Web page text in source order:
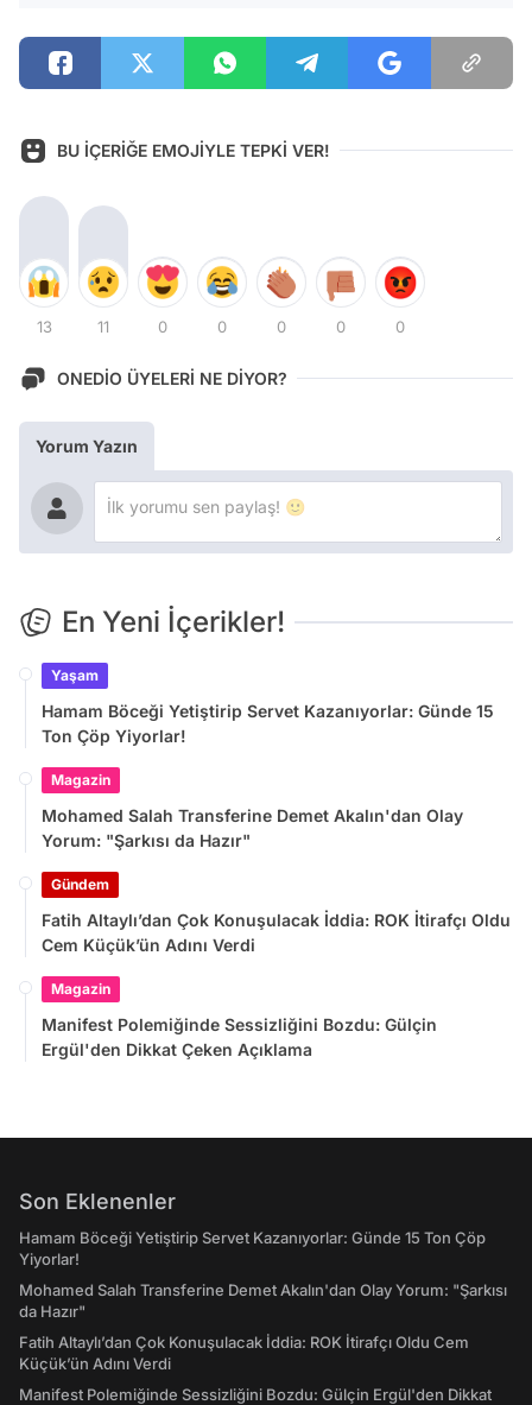
BU İÇERİĞE EMOJİYLE TEPKİ VER!
13 11 0 0 0 0 0
ONEDİO ÜYELERİ NE DİYOR?
Yorum Yazın
En Yeni İçerikler!
Yaşam
Hamam Böceği Yetiştirip Servet Kazanıyorlar: Günde 15
Ton Çöp Yiyorlar!
Magazin
Mohamed Salah Transferine Demet Akalın'dan Olay
Yorum: "Şarkısı da Hazır"
Gündem
Fatih Altaylı’dan Çok Konuşulacak İddia: ROK İtirafçı Oldu
Cem Küçük’ün Adını Verdi
Magazin
Manifest Polemiğinde Sessizliğini Bozdu: Gülçin
Ergül'den Dikkat Çeken Açıklama
Son Eklenenler
Hamam Böceği Yetiştirip Servet Kazanıyorlar: Günde 15 Ton Çöp
Yiyorlar!
Mohamed Salah Transferine Demet Akalın'dan Olay Yorum: "Şarkısı
da Hazır"
Fatih Altaylı’dan Çok Konuşulacak İddia: ROK İtirafçı Oldu Cem
Küçük’ün Adını Verdi
Manifest Polemiğinde Sessizliğini Bozdu: Gülçin Ergül'den Dikkat